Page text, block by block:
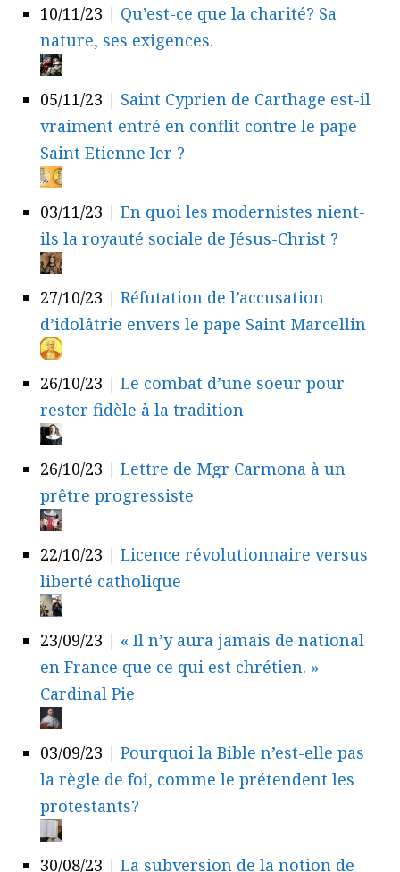
10/11/23 | Qu’est-ce que la charité? Sa
nature, ses exigences.
05/11/23 | Saint Cyprien de Carthage est-il
vraiment entré en conflit contre le pape
Saint Etienne Ier ?
03/11/23 | En quoi les modernistes nient-
ils la royauté sociale de Jésus-Christ ?
27/10/23 | Réfutation de l’accusation
d’idolâtrie envers le pape Saint Marcellin
26/10/23 | Le combat d’une soeur pour
rester fidèle à la tradition
26/10/23 | Lettre de Mgr Carmona à un
prêtre progressiste
22/10/23 | Licence révolutionnaire versus
liberté catholique
23/09/23 | « Il n’y aura jamais de national
en France que ce qui est chrétien. »
Cardinal Pie
03/09/23 | Pourquoi la Bible n’est-elle pas
la règle de foi, comme le prétendent les
protestants?
30/08/23 | La subversion de la notion de